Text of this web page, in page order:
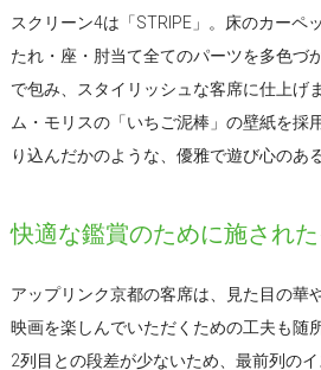
スクリーン4は「STRIPE」。床のカーペ
たれ・座・肘当て全てのパーツを多色づ
で包み、スタイリッシュな客席に仕上げ
ム・モリスの「いちご泥棒」の壁紙を採
り込んだかのような、優雅で遊び心のあ
快適な鑑賞のために施され
アップリンク京都の客席は、見た目の華
映画を楽しんでいただくための工夫も随
2列目との段差が少ないため、最前列の